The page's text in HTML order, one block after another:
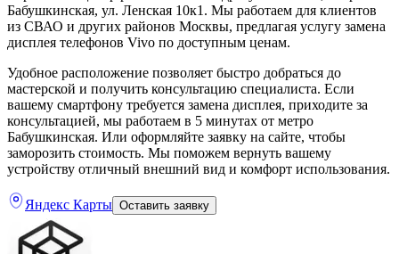
Бабушкинская, ул. Ленская 10к1. Мы работаем для клиентов
из СВАО и других районов Москвы, предлагая услугу замена
дисплея телефонов Vivo по доступным ценам.
Удобное расположение позволяет быстро добраться до
мастерской и получить консультацию специалиста. Если
вашему смартфону требуется замена дисплея, приходите за
консультацией, мы работаем в 5 минутах от метро
Бабушкинская. Или оформляйте заявку на сайте, чтобы
заморозить стоимость. Мы поможем вернуть вашему
устройству отличный внешний вид и комфорт использования.
Яндекс Карты Оставить заявку